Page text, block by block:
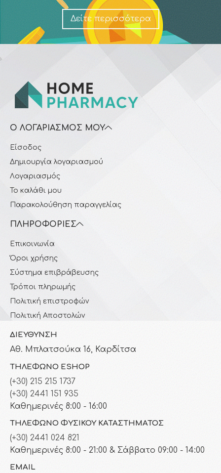
Δείτε περισσότερα
Ο ΛΟΓΑΡΙΑΣΜΌΣ ΜΟΥ
Είσοδος
Δημιουργία λογαριασμού
Λογαριασμός
Το καλάθι μου
Παρακολούθηση παραγγελίας
ΠΛΗΡΟΦΟΡΊΕΣ
Επικοινωνία
Όροι χρήσης
Σύστημα επιβράβευσης
Τρόποι πληρωμής
Πολιτική επιστροφών
Πολιτική Αποστολών
ΔΙΕΎΘΥΝΣΗ
Αθ. Μπλατσούκα 16, Καρδίτσα
ΤΗΛΈΦΩΝΟ ESHOP
(+30) 215 215 1737
(+30) 2441 151 935
Καθημερινές 8:00 - 16:00
ΤΗΛΈΦΩΝΟ ΦΥΣΙΚΟΎ ΚΑΤΑΣΤΉΜΑΤΟΣ
(+30) 2441 024 821
Καθημερινές 8:00 - 21:00 & Σάββατο 09:00 - 14:00
EMAIL